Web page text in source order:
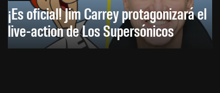
¡Es oficial! Jim Carrey protagonizará el
live-action de Los Supersónicos